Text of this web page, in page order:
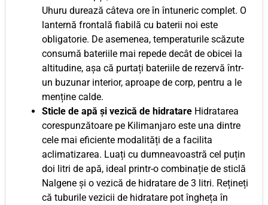
Uhuru durează câteva ore în întuneric complet. O
lanternă frontală fiabilă cu baterii noi este
obligatorie. De asemenea, temperaturile scăzute
consumă bateriile mai repede decât de obicei la
altitudine, așa că purtați bateriile de rezervă într-
un buzunar interior, aproape de corp, pentru a le
menține calde.
Sticle de apă și vezică de hidratare Hidratarea
corespunzătoare pe Kilimanjaro este una dintre
cele mai eficiente modalități de a facilita
aclimatizarea. Luați cu dumneavoastră cel puțin
doi litri de apă, ideal printr-o combinație de sticlă
Nalgene și o vezică de hidratare de 3 litri. Rețineți
că tuburile vezicii de hidratare pot îngheța în